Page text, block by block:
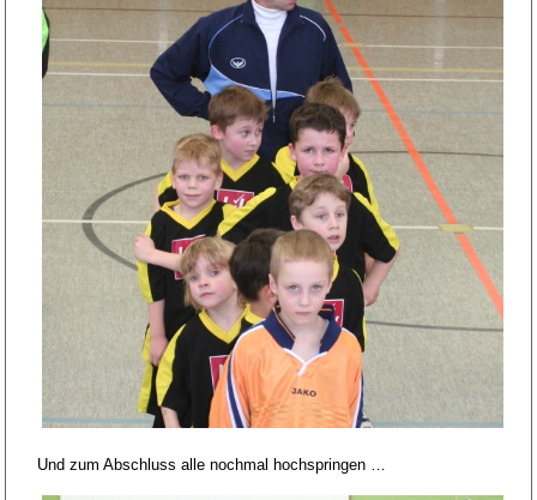
Und zum Abschluss alle nochmal hochspringen …